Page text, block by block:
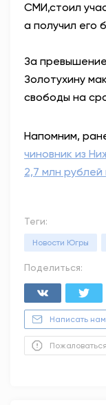
СМИ,стоил
а получил его
За
Золотухину
свободы на
Напомним,
чиновник из
2,7 млн
Теги:
Новости Югры
Поделиться:
Написать нам
Пожаловаться